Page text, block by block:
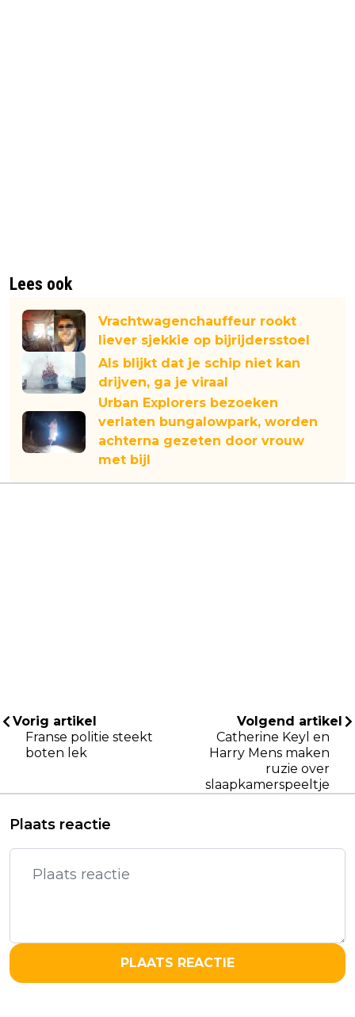
Lees ook
Vrachtwagenchauffeur rookt
liever sjekkie op bijrijdersstoel
Als blijkt dat je schip niet kan
drijven, ga je viraal
Urban Explorers bezoeken
verlaten bungalowpark, worden
achterna gezeten door vrouw
met bijl
Vorig artikel
Franse politie steekt
boten lek
Volgend artikel
Catherine Keyl en
Harry Mens maken
ruzie over
slaapkamerspeeltje
Plaats reactie
PLAATS REACTIE